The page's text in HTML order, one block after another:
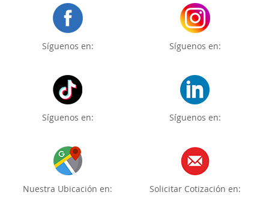
Síguenos en: Síguenos en:
Síguenos en: Síguenos en:
Nuestra Ubicación en: Solicitar Cotización en: